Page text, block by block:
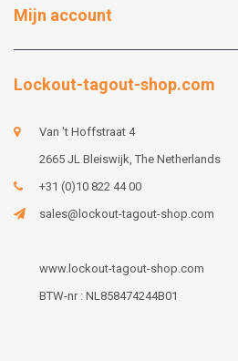
Mijn account
Lockout-tagout-shop.com
Van 't Hoffstraat 4
2665 JL Bleiswijk, The Netherlands
+31 (0)10 822 44 00
sales@lockout-tagout-shop.com
www.lockout-tagout-shop.com
BTW-nr : NL858474244B01